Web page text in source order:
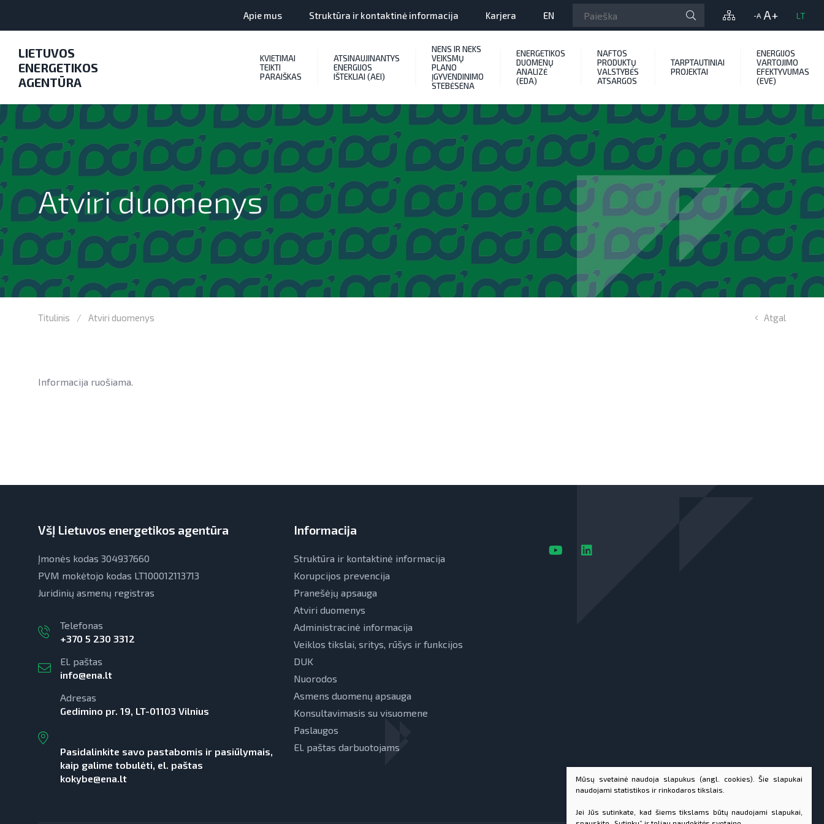
LIETUVOS
ENERGETIKOS
AGENTŪRA
Apie mus Struktūra ir kontaktinė informacija Karjera EN -A A+ LT
KVIETIMAI
TEIKTI
PARAIŠKAS
ATSINAUJINANTYS
ENERGIJOS
IŠTEKLIAI (AEI)
NENS IR NEKS
VEIKSMŲ
PLANO
ĮGYVENDINIMO
STEBĖSENA
ENERGETIKOS
DUOMENŲ
ANALIZĖ
(EDA)
NAFTOS
PRODUKTŲ
VALSTYBĖS
ATSARGOS
TARPTAUTINIAI
PROJEKTAI
ENERGIJOS
VARTOJIMO
EFEKTYVUMAS
(EVE)
Atviri duomenys
Titulinis Atviri duomenys Atgal
Informacija ruošiama.
VšĮ Lietuvos energetikos agentūra
Įmonės kodas 304937660
PVM mokėtojo kodas LT100012113713
Juridinių asmenų registras
Telefonas
+370 5 230 3312
El. paštas
info@ena.lt
Adresas
Gedimino pr. 19, LT-01103 Vilnius
Pasidalinkite savo pastabomis ir pasiūlymais,
kaip galime tobulėti, el. paštas
kokybe@ena.lt
Informacija
Struktūra ir kontaktinė informacija
Korupcijos prevencija
Pranešėjų apsauga
Atviri duomenys
Administracinė informacija
Veiklos tikslai, sritys, rūšys ir funkcijos
DUK
Nuorodos
Asmens duomenų apsauga
Konsultavimasis su visuomene
Paslaugos
El. paštas darbuotojams
Mūsų svetainė naudoja slapukus (angl. cookies). Šie slapukai
naudojami statistikos ir rinkodaros tikslais.
Jei Jūs sutinkate, kad šiems tikslams būtų naudojami slapukai,